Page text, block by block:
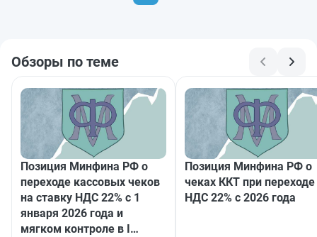
Обзоры по теме
Позиция Минфина РФ о
переходе кассовых чеков
на ставку НДС 22% с 1
января 2026 года и
мягком контроле в I
Позиция Минфина РФ о
чеках ККТ при переходе
НДС 22% с 2026 года